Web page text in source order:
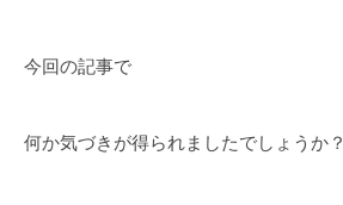
今回の記事で
何か気づきが得られましたでしょうか？